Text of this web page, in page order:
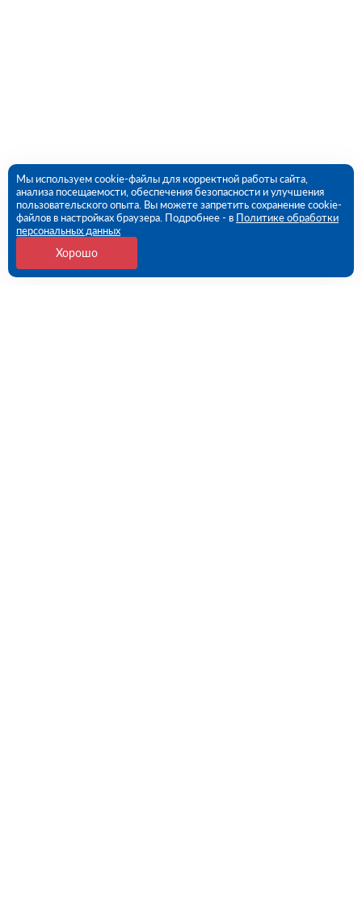
Мы используем cookie-файлы для корректной работы сайта,
анализа посещаемости, обеспечения безопасности и улучшения
пользовательского опыта. Вы можете запретить сохранение cookie-
файлов в настройках браузера. Подробнее - в Политике обработки
персональных данных
Хорошо